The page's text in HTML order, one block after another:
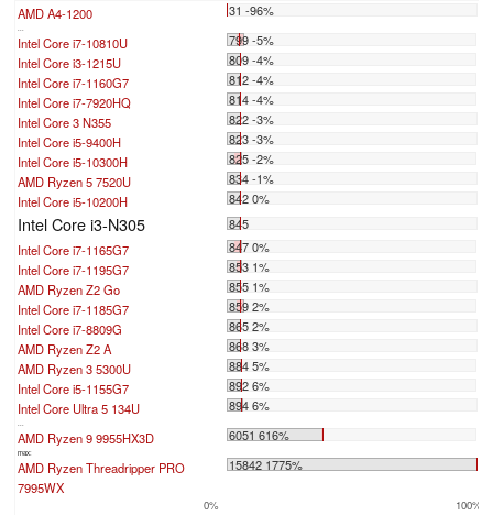
AMD A4-1200 31 -96%
...
Intel Core i7-10810U
799 -5%
Intel Core i3-1215U
809 -4%
Intel Core i7-1160G7
812 -4%
Intel Core i7-7920HQ
814 -4%
Intel Core 3 N355
822 -3%
Intel Core i5-9400H
823 -3%
Intel Core i5-10300H
825 -2%
AMD Ryzen 5 7520U
834 -1%
Intel Core i5-10200H
842 0%
Intel Core i3-N305
845
Intel Core i7-1165G7
847 0%
Intel Core i7-1195G7
853 1%
AMD Ryzen Z2 Go
855 1%
Intel Core i7-1185G7
859 2%
Intel Core i7-8809G
865 2%
AMD Ryzen Z2 A
868 3%
AMD Ryzen 3 5300U
884 5%
Intel Core i5-1155G7
892 6%
Intel Core Ultra 5 134U
894 6%
...
AMD Ryzen 9 9955HX3D 6051 616%
max:
AMD Ryzen Threadripper PRO
7995WX
15842 1775%
0% 100%